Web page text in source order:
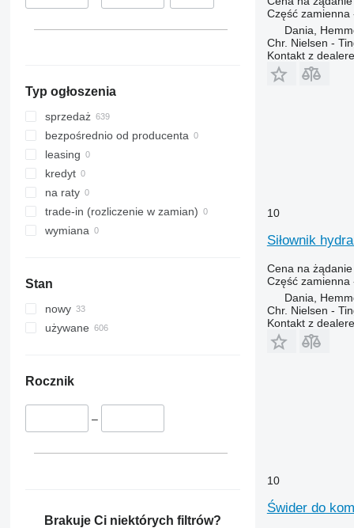
Axial-Flow
CF
STX
2066
2254
2256
2264
3040
4040
5820
6090
7250
7300
7450
7800
8430
Typ ogłoszenia
sprzedaż
bezpośrednio od producenta
leasing
kredyt
na raty
trade-in (rozliczenie w zamian)
wymiana
Stan
nowy
używane
Rocznik
–
Brakuje Ci niektórych filtrów?
Część zamienna
Dania,
Chr. Nielsen -
Kontakt z
10
Siłownik
Cena na żądanie
Część zamienna
Dania,
Chr. Nielsen -
Kontakt z
10
Świder do